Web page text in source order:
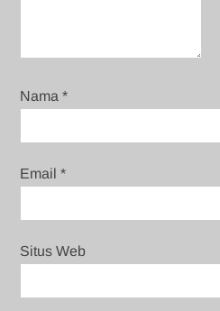
Nama*
Email*
Situs Web